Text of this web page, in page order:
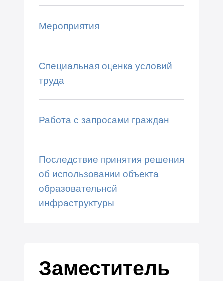
Мероприятия
Специальная оценка условий
труда
Работа с запросами граждан
Последствие принятия решения
об использовании объекта
образовательной
инфраструктуры
Заместитель